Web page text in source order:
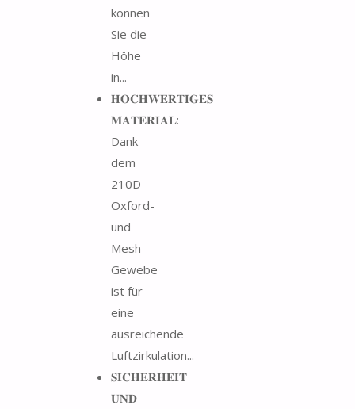
können
Sie die
Höhe
in...
𝐇𝐎𝐂𝐇𝐖𝐄𝐑𝐓𝐈𝐆𝐄𝐒
𝐌𝐀𝐓𝐄𝐑𝐈𝐀𝐋:
Dank
dem
210D
Oxford-
und
Mesh
Gewebe
ist für
eine
ausreichende
Luftzirkulation...
𝐒𝐈𝐂𝐇𝐄𝐑𝐇𝐄𝐈𝐓
𝐔𝐍𝐃